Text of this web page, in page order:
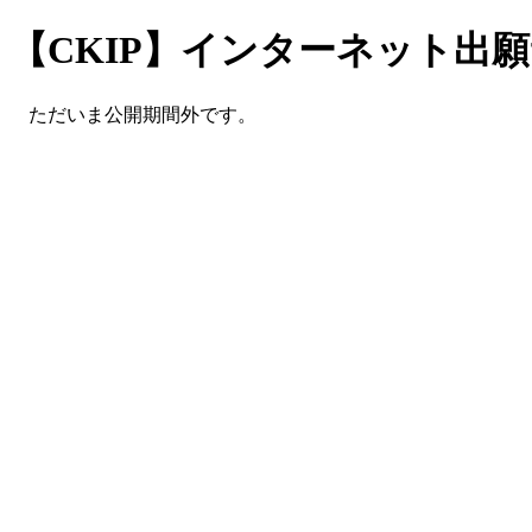
【CKIP】インターネット出
ただいま公開期間外です。